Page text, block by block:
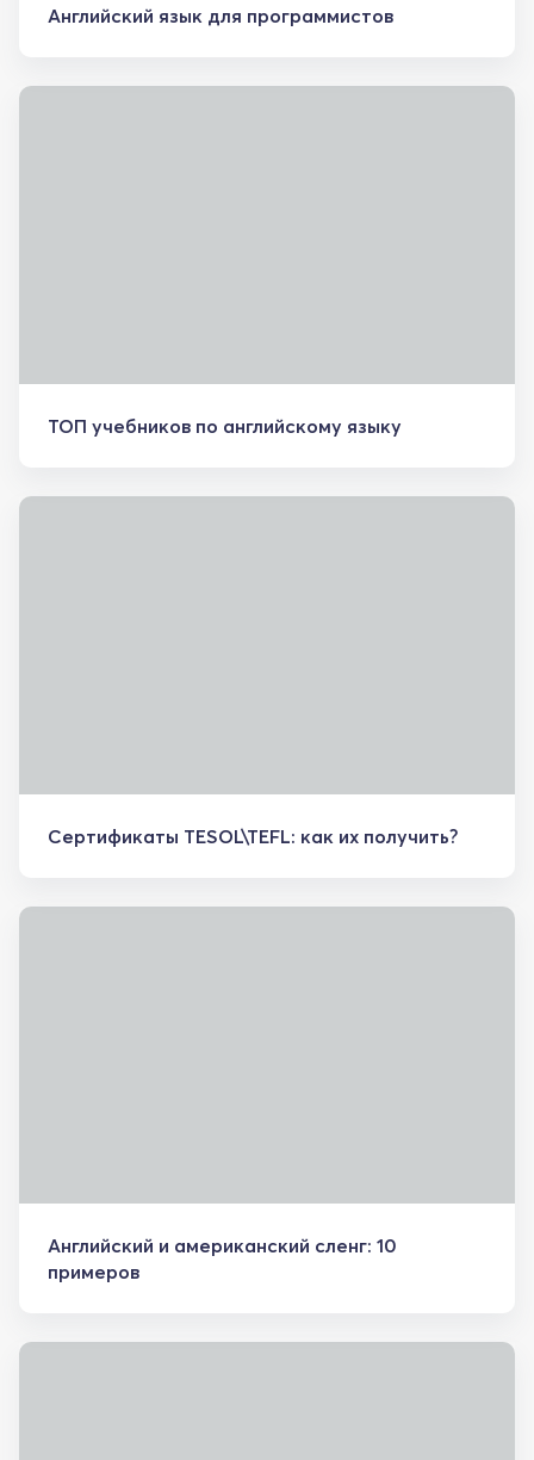
Английский язык для программистов
ТОП учебников по английскому языку
Сертификаты TESOL\TEFL: как их получить?
Английский и американский сленг: 10
примеров